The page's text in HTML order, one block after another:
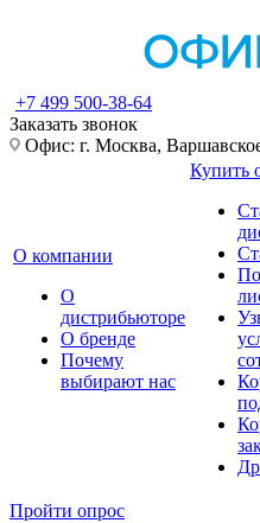
+7 499 500-38-64
Заказать звонок
Офис: г. Москва,
О компании
О
дистрибьюторе
О бренде
Почему
выбирают нас
Купить
Пройти опрос